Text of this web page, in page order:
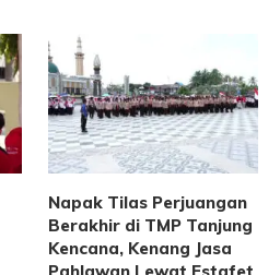
Napak Tilas Perjuangan
Berakhir di TMP Tanjung
Kencana, Kenang Jasa